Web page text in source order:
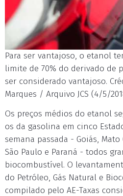
Para ser vantajoso, o etanol
limite de 70% do derivado de
ser considerado vantajoso.
Marques / Arquivo JCS (4/5/
Os preços médios do etanol
os da gasolina em cinco
semana passada - Goiás, Mato
São Paulo e Paraná - todos
biocombustível. O
do Petróleo, Gás Natural e
compilado pelo AE-Taxas